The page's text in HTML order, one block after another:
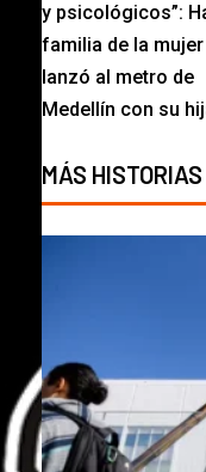
y psicológicos”:
familia de la
lanzó al metro de
Medellín con su
MÁS HISTORIAS